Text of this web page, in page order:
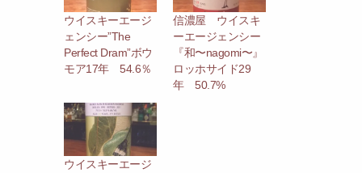
ウイスキーエージ
ェンシー”The
Perfect Dram”ボウ
モア17年 54.6％
信濃屋 ウイスキ
ーエージェンシー
『和〜nagomi〜』
ロッホサイド29
年 50.7%
ウイスキーエージ